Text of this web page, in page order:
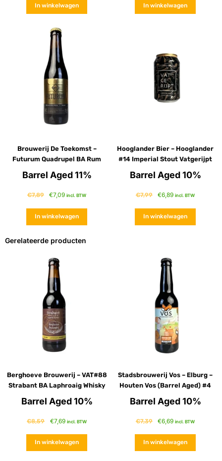
In winkelwagen In winkelwagen
Brouwerij De Toekomst –
Futurum Quadrupel BA Rum
Barrel Aged 11%
€7,89 €7,09 incl. BTW
In winkelwagen
Hooglander Bier – Hooglander
#14 Imperial Stout Vatgerijpt
Barrel Aged 10%
€7,99 €6,89 incl. BTW
In winkelwagen
Gerelateerde producten
Berghoeve Brouwerij – VAT#88
Strabant BA Laphroaig Whisky
Barrel Aged 10%
€8,59 €7,69 incl. BTW
In winkelwagen
Stadsbrouwerij Vos – Elburg –
Houten Vos (Barrel Aged) #4
Barrel Aged 10%
€7,39 €6,69 incl. BTW
In winkelwagen